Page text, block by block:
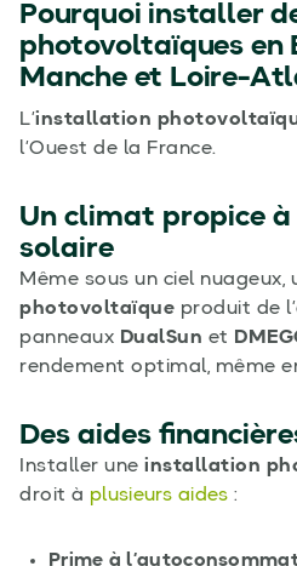
Pourquoi installer
photovoltaïques en
Manche et Loire-
L’installation
l’Ouest de la France.
Un climat propice
solaire
Même sous un ciel nuageux,
photovoltaïque produit de
panneaux DualSun et
rendement optimal, même
Des aides
Installer une installation
droit à plusieurs aides :
Prime à